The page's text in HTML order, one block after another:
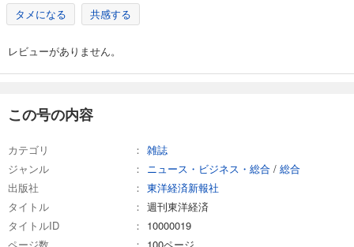
880円 (税込)
あらすじを表示する
週刊東洋経済 2026/3/14・3/21合併号
試し読み
あらすじを表示する
週刊東洋経済 2026/3/7号
タメになる 共感する
レビューがありません。
この号の内容
カテゴリ
雑誌
ジャンル
ニュース・ビジネス・総合 / 総合
出版社
東洋経済新報社
タイトル
週刊東洋経済
タイトルID
10000019
ページ数
100ページ